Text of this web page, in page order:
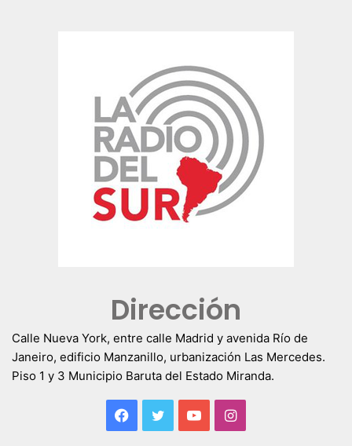
Dirección
Calle Nueva York, entre calle Madrid y avenida Río de
Janeiro, edificio Manzanillo, urbanización Las Mercedes.
Piso 1 y 3 Municipio Baruta del Estado Miranda.
Facebook
TwitterYouTubeInstagram